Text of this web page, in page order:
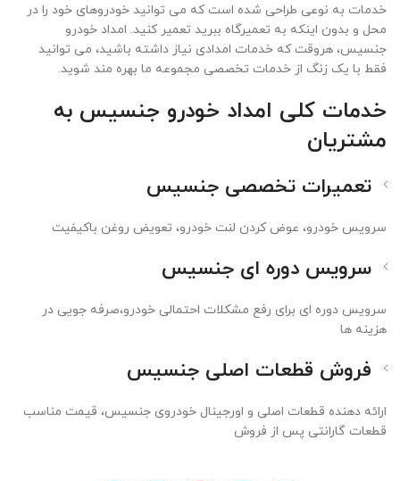
خدمات به نوعی طراحی شده است که می توانید خودروهای خود را در
محل و بدون اینکه به تعمیرگاه ببرید تعمیر کنید. امداد خودرو
جنسیس، هروقت که خدمات امدادی نیاز داشته باشید، می توانید
فقط با یک زنگ از خدمات تخصصی مجموعه ما بهره مند شوید.
خدمات کلی امداد خودرو جنسیس به
مشتریان
تعمیرات تخصصی جنسیس
سرویس خودرو، عوض کردن لنت خودرو، تعویض روغن باکیفیت
سرویس دوره ای جنسیس
سرویس دوره ای برای رفع مشکلات احتمالی خودرو،صرفه جویی در
هزینه ها
فروش قطعات اصلی جنسیس
ارائه دهنده قطعات اصلی و اورجینال خودروی جنسیس، قیمت مناسب
قطعات گارانتی پس از فروش